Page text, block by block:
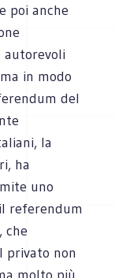
poi anche
autorevoli
in modo
del
la
ha
uno
referendum
che
privato non